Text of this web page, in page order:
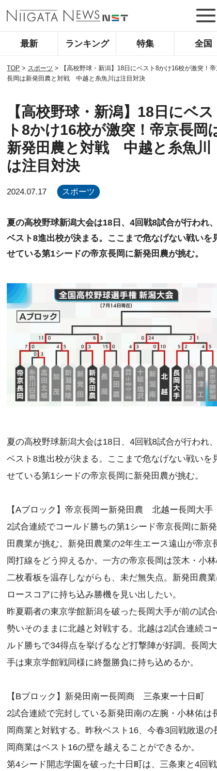
最新 ランキング 特集 全国
TOP > スポーツ >
【高校野球・新潟】18日にベスト8かけ16校が激突！
長岡は新発田農と対戦 中越と糸魚川は注目対決
【高校野球・新潟】18日にベス
ト8かけ16校が激突！帝京長岡
新発田農と対戦 中越と糸魚川
は注目対決
2024.07.17 スポーツ
夏の高校野球新潟大会は18日、4回戦8試合が行われ
ベスト8進出校が決まる。ここまで危なげない戦いを
せている第1シードの帝京長岡に新発田農が挑む。
夏の高校野球新潟大会は18日、4回戦8試合が行われ
ベスト8進出校が決まる。ここまで危なげない戦いを
せている第1シードの帝京長岡に新発田農が挑む。
【Aブロック】帝京長岡ー新発田農 北越ー長岡大手
2試合連続でコールド勝ちの第1シード帝京長岡に新発
田農業が挑む。新発田農業の2年生エース遠山が帝京
岡打線をどう抑えるか。一方の帝京長岡は茨木・小
二枚看板を温存しながらも、未だ無失点。新発田農
ロースコアに持ち込み勝機を見い出したい。
昨夏覇者の東京学館新潟を破った長岡大手が前の試
勢いそのままに北越と対戦する。北越は2試合連続コ
ルド勝ちで34得点を挙げるなど打撃陣が好調。長岡大
手は東京学館戦同様に終盤勝負に持ち込めるか。
【Bブロック】新発田南ー長岡商 三条東ー十日町
2試合連続で完封している新発田南の左腕・小林佑は
岡商業と対戦する。昨秋ベスト16、今春3回戦敗退の
岡商業はベスト16の壁を越えることができるか。
第4シード開志学園を破った十日町は、三条東と4回戦